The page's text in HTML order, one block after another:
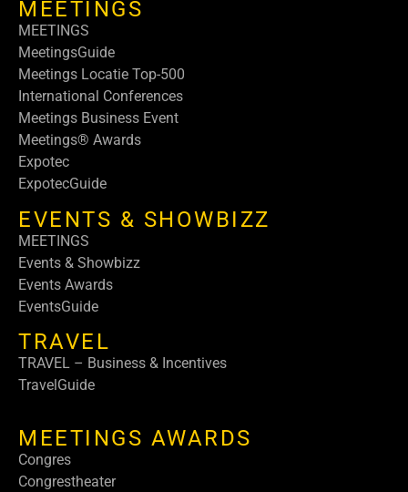
MEETINGS
MEETINGS
MeetingsGuide
Meetings Locatie Top-500
International Conferences
Meetings Business Event
Meetings® Awards
Expotec
ExpotecGuide
EVENTS & SHOWBIZZ
MEETINGS
Events & Showbizz
Events Awards
EventsGuide
TRAVEL
TRAVEL – Business & Incentives
TravelGuide
MEETINGS AWARDS
Congres
Congrestheater